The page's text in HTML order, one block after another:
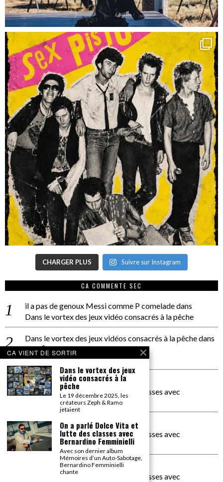
CHARGER PLUS Suivre sur Instagram
CA COMMENTE SEC
il a pas de genoux Messi comme P comeladedans
Dans le vortex des jeux vidéo consacrés à la pêche
Dans le vortex des jeux vidéos consacrés à la pêchedans
PACÔME THIELLEMENT
La séance d’Hip Gnose
La Patrie
dans
On a parlé Dolce Vita et lutte des classes avec
Bernardino Femminielli
carte noire negra à l'o tiededans
On a parlé Dolce Vita et lutte des classes avec
Bernardino Femminielli
moise et son mascarédans
On a parlé Dolce Vita et lutte des classes avec
CA VIENT DE SORTIR
Dans le vortex des jeux
vidéo consacrés à la
pêche
Le 19 décembre 2025, les
créateurs Zeph & Ramo
jetaient
On a parlé Dolce Vita et
lutte des classes avec
Bernardino Femminielli
Avec son dernier album
Mémoires d’un Auto-Sabotage,
Bernardino Femminielli
chante